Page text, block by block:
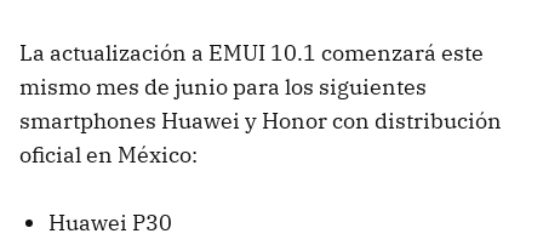
La actualización a EMUI 10.1 comenzará este
mismo mes de junio para los siguientes
smartphones Huawei y Honor con distribución
oficial en México:
Huawei P30